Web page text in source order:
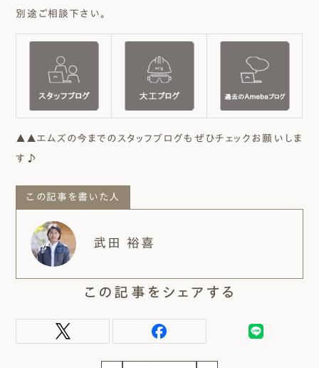
別途ご相談下さい。
▲▲エムズの今までのスタッフブログもぜひチェックお願いしま
す♪
この記事を書いた人
武田 裕喜
この記事をシェアする